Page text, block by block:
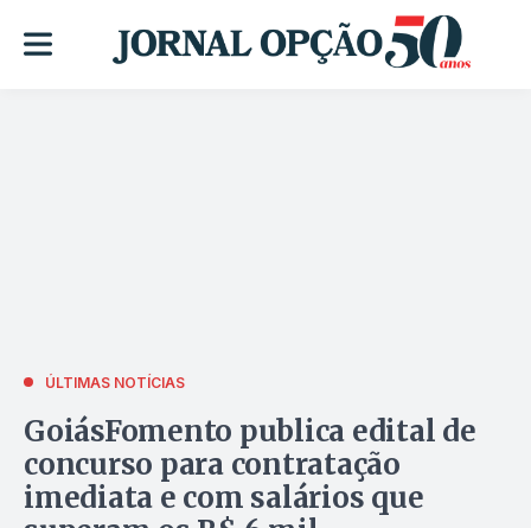
ÚLTIMAS NOTÍCIAS
GoiásFomento publica edital de
concurso para contratação
imediata e com salários que